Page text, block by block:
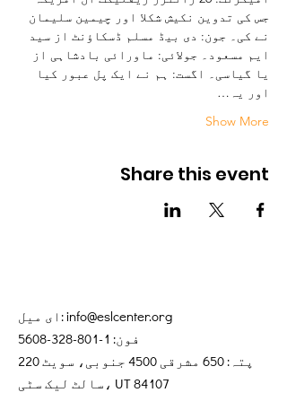
جس کی تدوین نکیش شکلا اور چیمین سلیمان
نے کی۔ جون: دی بیڈ مسلم ڈسکاؤنٹ از سید
ایم مسعود۔ جولائی: ماورائی بادشاہی از
یا گیاسی۔ اگست: ہم نے ایک پل عبور کیا
اور یہ…
Show More
Share this event
ای میل:info@eslcenter.org
فون: 1-801-328-5608
پتہ: 650 مشرقی 4500 جنوبی، سویٹ 220
سالٹ لیک سٹی، UT 84107